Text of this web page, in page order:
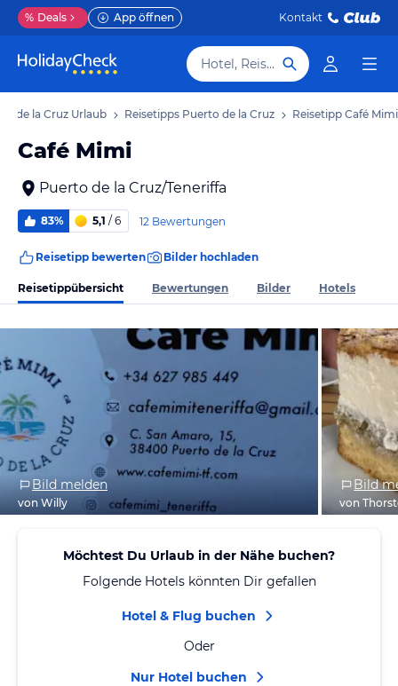
% Deals App öffnen Kontakt
Hotel, Reiseziel
de la Cruz Urlaub Reisetipps Puerto de la Cruz Reisetipp Café Mimi
Café Mimi
Puerto de la Cruz/Teneriffa
83% 5,1 / 6 12 Bewertungen
Reisetipp bewerten Bilder hochladen
Reisetippübersicht Bewertungen Bilder Hotels
Bild melden
von Willy
Bild
von
Möchtest Du Urlaub in der Nähe buchen?
Folgende Hotels könnten Dir gefallen
Hotel & Flug buchen
Oder
Nur Hotel buchen